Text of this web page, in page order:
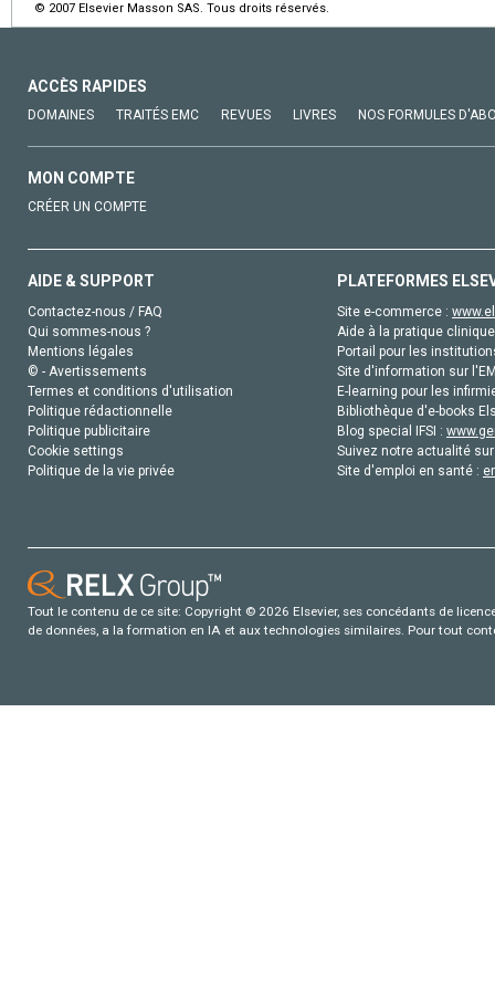
© 2007 Elsevier Masson SAS. Tous droits réservés.
ACCÈS RAPIDES
DOMAINES TRAITÉS EMC REVUES LIVRES NOS FORMULES
MON COMPTE
CRÉER UN COMPTE
AIDE & SUPPORT
Contactez-nous / FAQ
Qui sommes-nous ?
Mentions légales
© - Avertissements
Termes et conditions d'utilisation
Politique rédactionnelle
Politique publicitaire
Cookie settings
Politique de la vie privée
PLATEFORMES
Site e-commerce :
Aide à la pratique
Portail pour les
Site d'information sur
E-learning pour les
Bibliothèque d'e-books
Blog special IFSI :
Suivez notre actualité
Site d'emploi en santé :
Tout le contenu de ce site: Copyright © 2026 Elsevier, ses concédants de
de données, a la formation en IA et aux technologies similaires. Pour tout